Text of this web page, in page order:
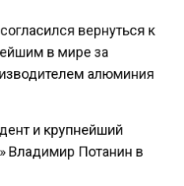
вернуться к
в мире за
алюминия
и крупнейший
Владимир Потанин в